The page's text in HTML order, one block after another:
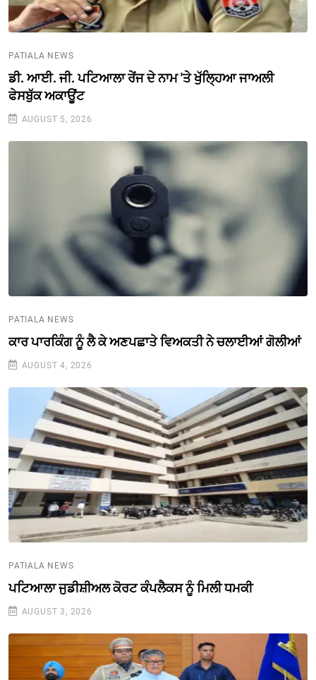
PATIALA NEWS
ਡੀ. ਆਈ. ਜੀ. ਪਟਿਆਲਾ ਰੇਂਜ ਦੇ ਨਾਮ 'ਤੇ ਖੁੱਲ੍ਹਿਆ ਜਾਅਲੀ
ਫੇਸਬੁੱਕ ਅਕਾਊਂਟ
AUGUST 5, 2026
PATIALA NEWS
ਕਾਰ ਪਾਰਕਿੰਗ ਨੂੰ ਲੈ ਕੇ ਅਣਪਛਾਤੇ ਵਿਅਕਤੀ ਨੇ ਚਲਾਈਆਂ ਗੋਲੀਆਂ
AUGUST 4, 2026
PATIALA NEWS
ਪਟਿਆਲਾ ਜੁਡੀਸ਼ੀਅਲ ਕੋਰਟ ਕੰਪਲੈਕਸ ਨੂੰ ਮਿਲੀ ਧਮਕੀ
AUGUST 3, 2026